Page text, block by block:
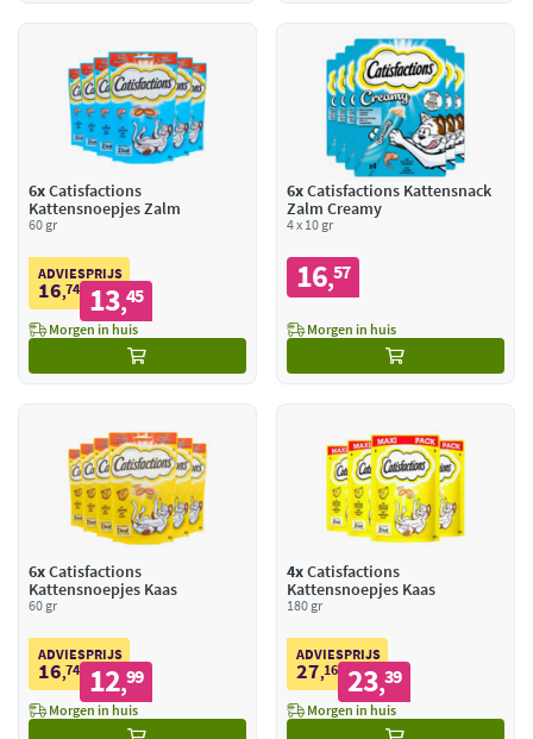
6xCatisfactions
Kattensnoepjes Zalm
60 gr
ADVIESPRIJS
16,74 13,45
Morgen in huis
6xCatisfactions Kattensnack
Zalm Creamy
4 x 10 gr
16,57
Morgen in huis
6xCatisfactions
Kattensnoepjes Kaas
60 gr
ADVIESPRIJS
16,74 12,99
Morgen in huis
4xCatisfactions
Kattensnoepjes Kaas
180 gr
ADVIESPRIJS
27,16 23,39
Morgen in huis